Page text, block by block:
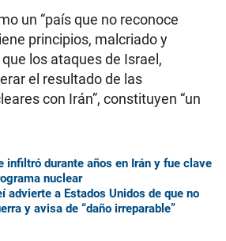
un “país que no reconoce
principios, malcriado y
los ataques de Israel,
el resultado de las
con Irán”, constituyen “un
infiltró durante años en Irán y fue clave
nuclear
advierte a Estados Unidos de que no
y avisa de “daño irreparable”